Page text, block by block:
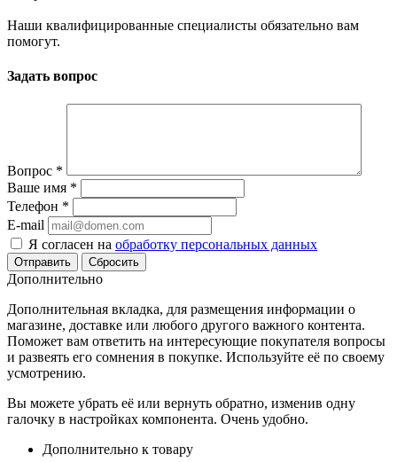
Наши квалифицированные специалисты обязательно вам
помогут.
Задать вопрос
Вопрос *
Ваше имя *
Телефон *
E-mail
Я согласен на обработку персональных данных
Сбросить
Дополнительно
Дополнительная вкладка, для размещения информации о
магазине, доставке или любого другого важного контента.
Поможет вам ответить на интересующие покупателя вопросы
и развеять его сомнения в покупке. Используйте её по своему
усмотрению.
Вы можете убрать её или вернуть обратно, изменив одну
галочку в настройках компонента. Очень удобно.
Дополнительно к товару